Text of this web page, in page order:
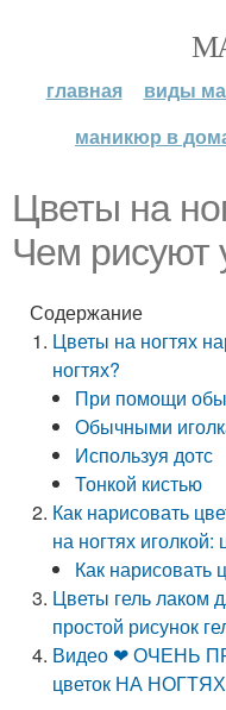
главная виды
маникюр в
Цветы на
Чем рисуют
Содержание
Цветы на ногтях
ногтях?
При помощи
Обычными
Используя дотс
Тонкой кистью
Как нарисовать
на ногтях иголкой:
Как нарисовать
Цветы гель лаком
простой рисунок
Видео ❤ ОЧЕНЬ
цветок НА НОГТЯХ